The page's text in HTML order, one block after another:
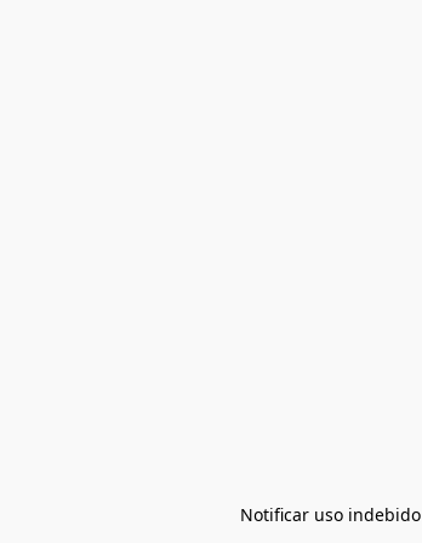
Notificar uso indebido